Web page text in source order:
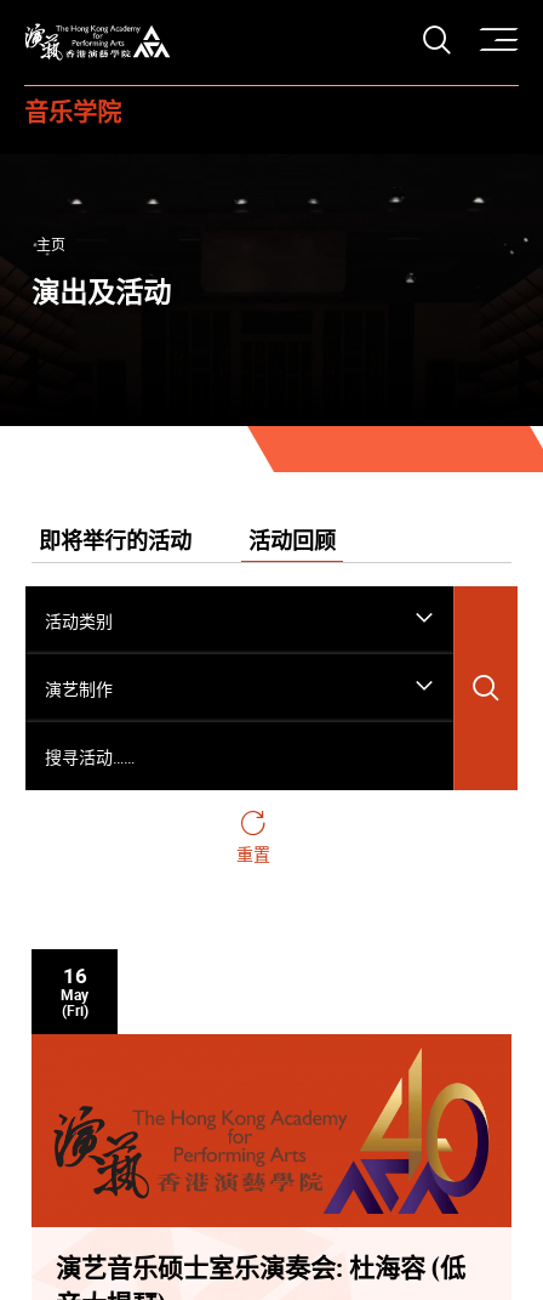
打开
音乐学院
主页
演出及活动
即将举行的活动 活动回顾
活动类别
演艺制作
重置
16
May
(Fri)
演艺音乐硕士室乐演奏会: 杜海容 (低